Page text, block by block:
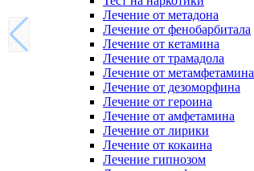
Лечение от метадона
Лечение от фенобарбитала
Лечение от кетамина
Лечение от трамадола
Лечение от метамфетамина
Лечение от дезоморфина
Лечение от героина
Лечение от амфетамина
Лечение от лирики
Лечение от кокаина
Лечение гипнозом